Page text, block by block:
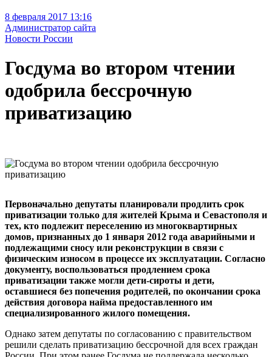
8 февраля 2017 13:16
Администратор сайта
Новости России
Госдума во втором чтении
одобрила бессрочную
приватизацию
Первоначально депутаты планировали продлить срок
приватизации только для жителей Крыма и Севастополя и
тех, кто подлежит переселению из многоквартирных
домов, признанных до 1 января 2012 года аварийными и
подлежащими сносу или реконструкции в связи с
физическим износом в процессе их эксплуатации. Согласно
документу, воспользоваться продлением срока
приватизации также могли дети-сироты и дети,
оставшиеся без попечения родителей, по окончании срока
действия договора найма предоставленного им
специализированного жилого помещения.
Однако затем депутаты по согласованию с правительством
решили сделать приватизацию бессрочной для всех граждан